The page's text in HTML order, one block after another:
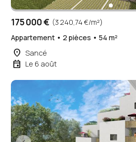
175 000 € (3 240,74 €/m²)
Appartement • 2 pièces • 54 m²
place Sancé
event Le 6 août